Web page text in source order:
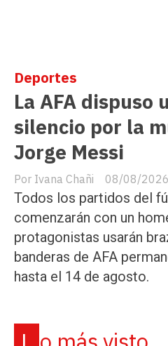
La AFA dispuso
silencio por la
Jorge Messi
Ivana Chañi
Deportes
08/08/2026
Todos los partidos del
comenzarán con un
protagonistas usarán
banderas de AFA
hasta el 14 de agosto.